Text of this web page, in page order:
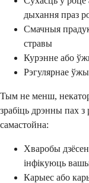
дыхання праз
Смачныя
стравы
Курэнне або
Рэгулярнае
Тым не менш,
зрабіць дрэнны пах
самастойна:
Хваробы дзёсен
інфікуюць
Карыес або